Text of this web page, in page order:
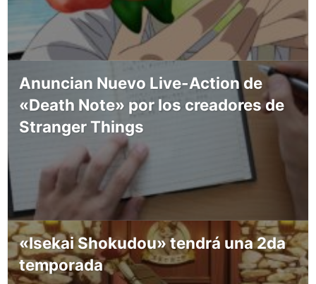
Anuncian Nuevo Live-Action de
«Death Note» por los creadores de
Stranger Things
«Isekai Shokudou» tendrá una 2da
temporada